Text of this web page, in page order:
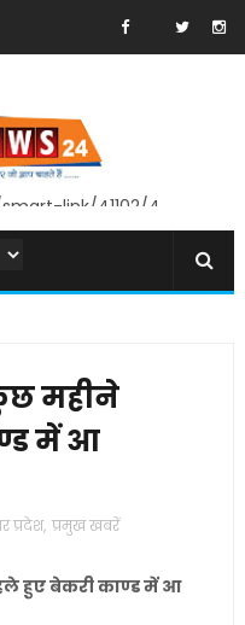
link/41102/4
महीने
में आ
प्रदेश, प्रमुख खबरें
हुए बेकरी काण्ड में आ